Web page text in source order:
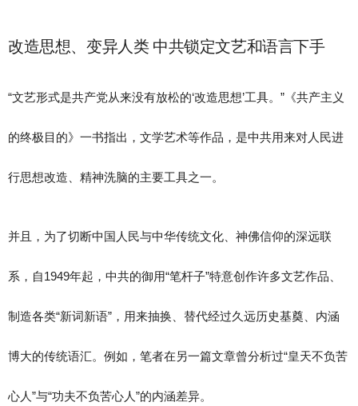
改造思想、变异人类 中共锁定文艺和语言下手
“文艺形式是共产党从来没有放松的‘改造思想’工具。”《共产主义
的终极目的》一书指出，文学艺术等作品，是中共用来对人民进
行思想改造、精神洗脑的主要工具之一。
并且，为了切断中国人民与中华传统文化、神佛信仰的深远联
系，自1949年起，中共的御用“笔杆子”特意创作许多文艺作品、
制造各类“新词新语”，用来抽换、替代经过久远历史基奠、内涵
博大的传统语汇。例如，笔者在另一篇文章曾分析过“皇天不负苦
心人”与“功夫不负苦心人”的内涵差异。